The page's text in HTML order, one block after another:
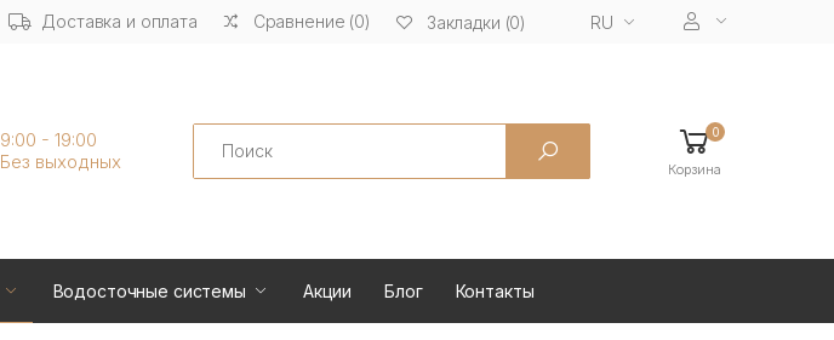
Доставка и оплата Сравнение (0) Закладки (0) RU
9:00 - 19:00
Без выходных
Search 0
Корзина
Водосточные системы Акции Блог Контакты